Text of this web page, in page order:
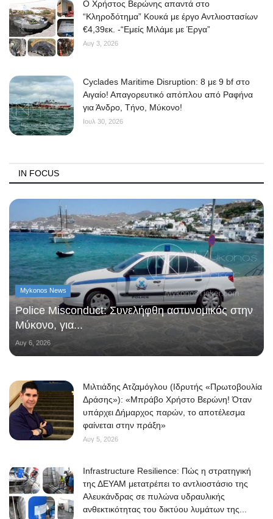
O Χρήστος Βερώνης απαντά στο
“Κληροδότημα” Κουκά με έργο Αντλιοστασίων
€4,39εκ. -“Εμείς Μιλάμε με Έργα”
Αυγ 3, 2026
Cyclades Maritime Disruption: 8 με 9 bf στο
Αιγαίο! Απαγορευτικό απόπλου από Ραφήνα
για Άνδρο, Τήνο, Μύκονο!
Ιουλ 30, 2026
IN FOCUS
Mykonos News
Police Misconduct: Συνελήφθη αστυνομικός στην
Μύκονο, για...
Αυγ 6, 2026
Μιλτιάδης Ατζαμόγλου (Ιδρυτής «Πρωτοβουλία
Δράσης»): «Μπράβο Χρήστο Βερώνη! Όταν
υπάρχει Δήμαρχος παρών, το αποτέλεσμα
φαίνεται στην πράξη»
Αυγ 5, 2026
Infrastructure Resilience: Πώς η στρατηγική
της ΔΕΥΑΜ μετατρέπει το αντλιοστάσιο της
Αλευκάνδρας σε πυλώνα υδραυλικής
ανθεκτικότητας του δικτύου λυμάτων της...